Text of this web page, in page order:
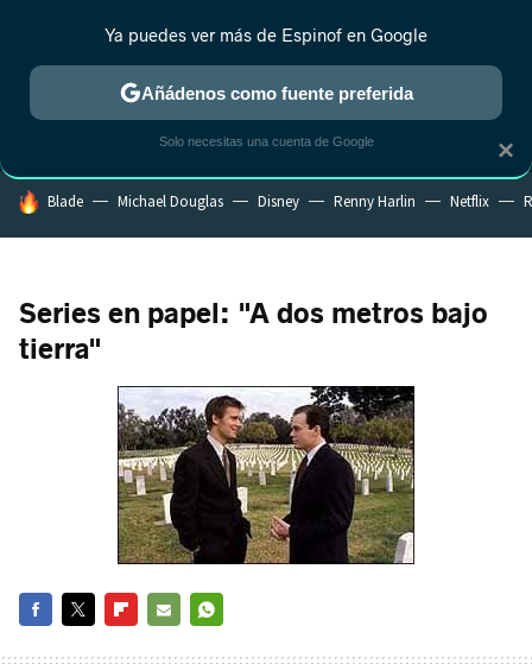
MENÚ NUEVO
ESTRENOS REALITY ANIME RANKINGS CINE
HOY SE HABLA DE
Blade Michael Douglas Disney Renny Harlin Netflix
Series en papel: "A dos metros bajo
tierra"
×
Ya puedes ver más de Espinof en Google
Añádenos como fuente preferida
Solo necesitas una cuenta de Google